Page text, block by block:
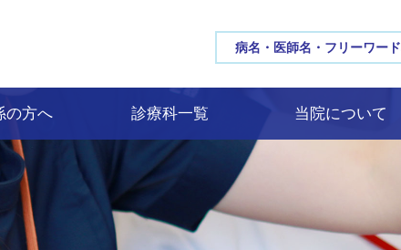
三重大学病院 MIE
の方へ 診療科一覧 当院について